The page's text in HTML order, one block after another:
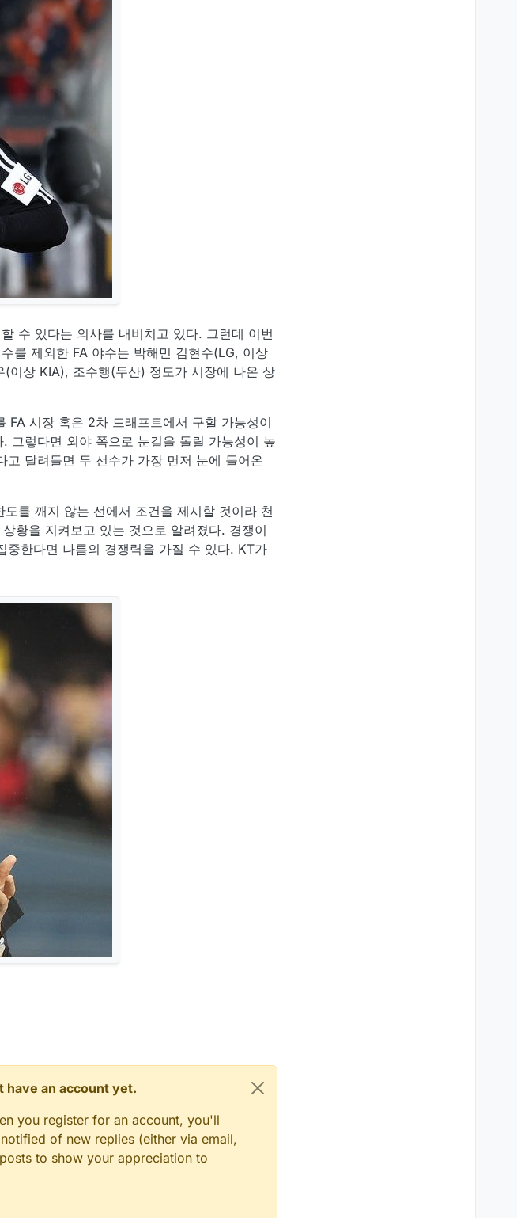
수 있다는 의사를 내비치고 있다. 그런데 이번
를 제외한 FA 야수는 박해민 김현수(LG, 이상
이상 KIA), 조수행(두산) 정도가 시장에 나온 상
FA 시장 혹은 2차 드래프트에서 구할 가능성이
그렇다면 외야 쪽으로 눈길을 돌릴 가능성이 높
달려들면 두 선수가 가장 먼저 눈에 들어온
를 깨지 않는 선에서 조건을 제시할 것이라 천
황을 지켜보고 있는 것으로 알려졌다. 경쟁이
한다면 나름의 경쟁력을 가질 수 있다. KT가
an account yet.
you register for an account, you'll
of new replies (either via email,
to show your appreciation to